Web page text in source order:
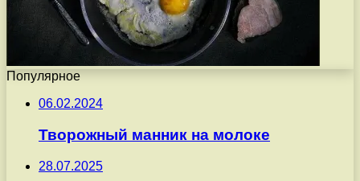
Популярное
06.02.2024
Творожный манник на молоке
28.07.2025